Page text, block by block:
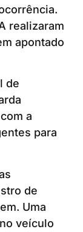
realizaram
apontado
de
a
para
de
Uma
veículo